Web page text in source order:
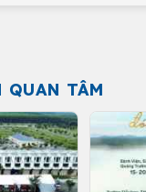
QUAN TÂM